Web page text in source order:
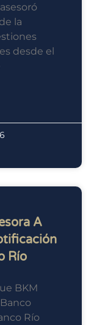
la
desde el
A
Río
BKM
Río